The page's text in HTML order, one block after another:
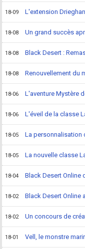
18-09 L'extension
18-08 Un grand succès
18-08 Black Desert :
18-08 Renouvellement du
18-06 L'aventure Mystère
18-06 L'éveil de la classe
18-05 La personnalisation
18-05 La nouvelle classe
18-04 Black Desert Online
18-02 Black Desert Online
18-02 Un concours de
18-01 Vell, le monstre